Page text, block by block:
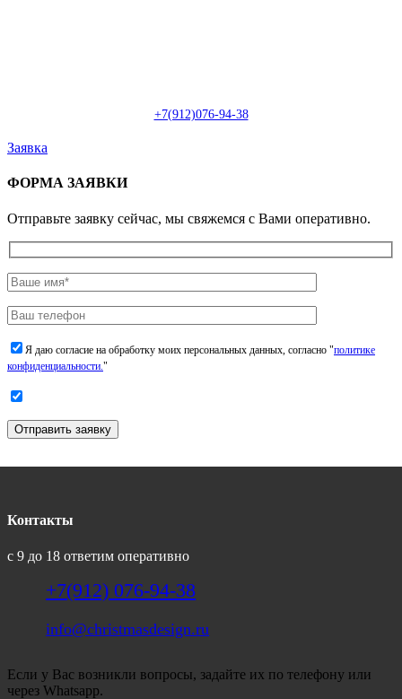
+7(912)076-94-38
Заявка
ФОРМА ЗАЯВКИ
Отправьте заявку сейчас, мы свяжемся с Вами оперативно.
Я даю согласие на обработку моих персональных данных, согласно "политике
конфиденциальности."
Отправить заявку
Контакты
с 9 до 18 ответим оперативно
+7(912) 076-94-38
info@christmasdesign.ru
Если у Вас возникли вопросы, задайте их по телефону или
через Whatsapp.